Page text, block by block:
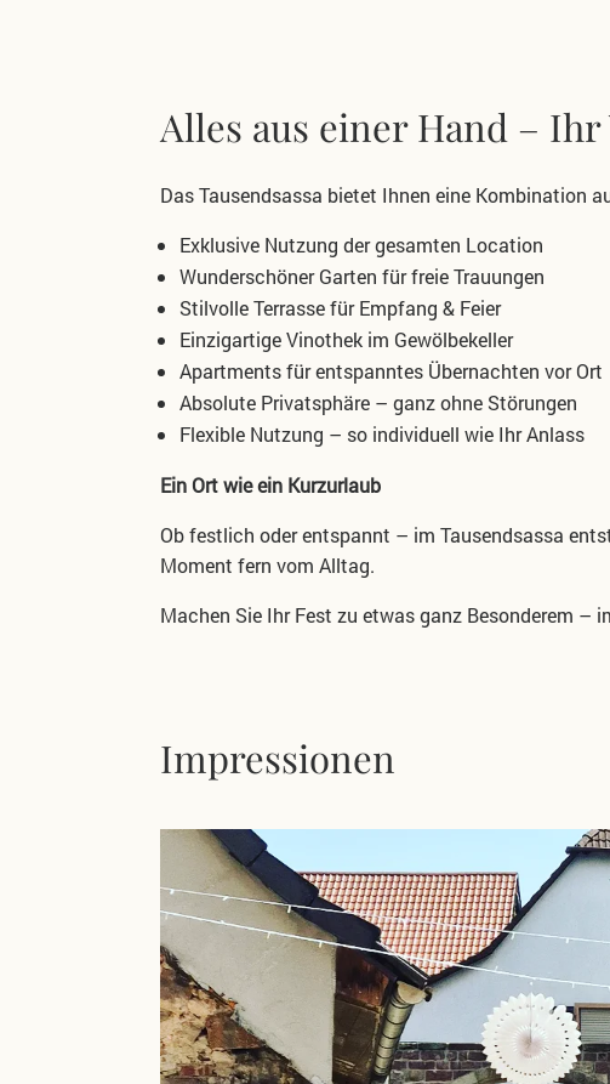
Alles aus einer Hand –
Das Tausendsassa bietet Ihnen eine Kombination
Exklusive Nutzung der gesamten Location
Wunderschöner Garten für freie Trauungen
Stilvolle Terrasse für Empfang & Feier
Einzigartige Vinothek im Gewölbekeller
Apartments für entspanntes Übernachten vor Ort
Absolute Privatsphäre – ganz ohne Störungen
Flexible Nutzung – so individuell wie Ihr Anlass
Ein Ort wie ein Kurzurlaub
Ob festlich oder entspannt – im Tausendsassa
Moment fern vom Alltag.
Machen Sie Ihr Fest zu etwas ganz Besonderem –
Impressionen